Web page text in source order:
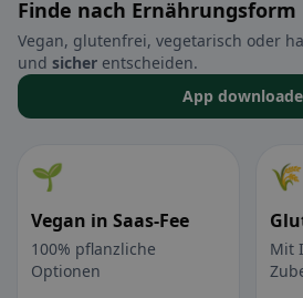
Finde nach Ernährungsform
Vegan, glutenfrei, vegetarisch oder
und sicher entscheiden.
App
🌱
Vegan in Saas-Fee
100% pflanzliche
Optionen
🌾
Mit